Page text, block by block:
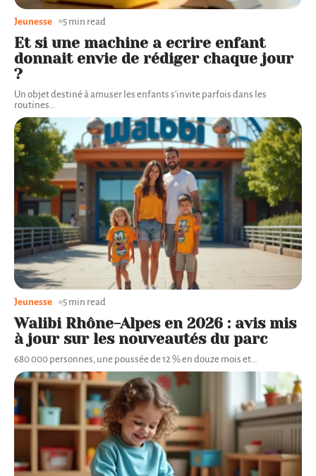
Et si une machine a ecrire enfant
donnait envie de rédiger chaque jour
?
Un objet destiné à amuser les enfants s'invite parfois dans les
routines
Jeunesse 5 min read
Walibi Rhône-Alpes en 2026 : avis mis
à jour sur les nouveautés du parc
680 000 personnes, une poussée de 12 % en douze mois et…
Jeunesse 5 min read